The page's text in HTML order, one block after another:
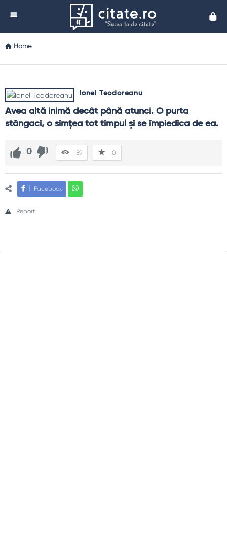
Home
Ionel Teodoreanu
Avea altă inimă decât până atunci. O purta
stângaci, o simţea tot timpul şi se împiedica de ea.
0 159 0
Facebook
Report